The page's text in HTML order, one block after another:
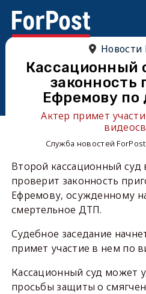
Новости
Кассационный
законность
Ефремову по
Актер примет
Служба новостей ForPost
Второй кассационный
проверит законность
Ефремову, осужденному
смертельное ДТП.
Судебное заседание
примет участие в нем по
Кассационный суд может
просьбы защиты о